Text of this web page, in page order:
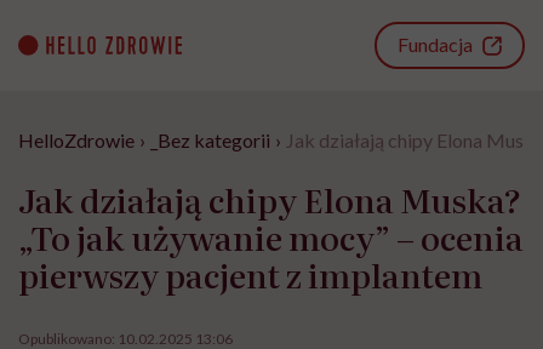
content
Fundacja
HelloZdrowie › _Bez kategorii › Jak działają chipy Elona
Jak działają chipy Elona Muska?
„To jak używanie mocy” – ocenia
pierwszy pacjent z implantem
Opublikowano: 10.02.2025 13:06